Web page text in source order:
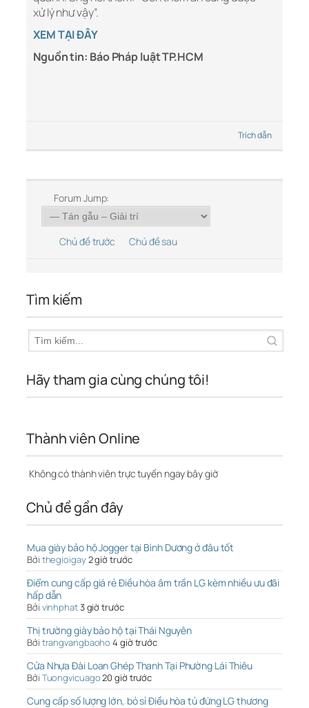
xử lý như vậy”.
XEM TẠI ĐÂY
Nguồn tin: Báo Pháp luật TP.HCM
Trích dẫn
Forum Jump:
Chủ đề trước Chủ đề sau
Tìm kiếm
Hãy tham gia cùng chúng tôi!
Thành viên Online
Không có thành viên trực tuyến ngay bây giờ
Chủ đề gần đây
Mua giày bảo hộ Jogger tại Bình Dương ở đâu tốt
Bởi thegioigay2 giờ trước
Điểm cung cấp giá rẻ Điều hòa âm trần LG kèm nhiều ưu đãi
hấp dẫn
Bởi vinhphat3 giờ trước
Thị trường giày bảo hộ tại Thái Nguyên
Bởi trangvangbaoho 4 giờ trước
Cửa Nhựa Đài Loan Ghép Thanh Tại Phường Lái Thiêu
Bởi Tuongvicuago20 giờ trước
Cung cấp số lượng lớn, bỏ sỉ Điều hòa tủ đứng LG thương